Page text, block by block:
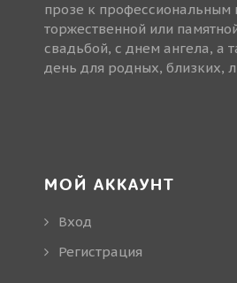
прозе к профессиональным
торжественной или
свадьбой, с днем ангела, а
день для родных, близких,
МОЙ АККАУНТ
Вход
Регистрация